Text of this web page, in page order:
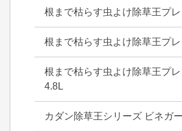
根まで枯らす虫よけ除草王プ
根まで枯らす虫よけ除草王プ
根まで枯らす虫よけ除草王プレ
4.8L
カダン除草王シリーズ ビネガ